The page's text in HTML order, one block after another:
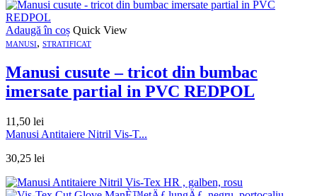
Adaugă în coș Quick View
MANUSI, STRATIFICAT
Manusi cusute – tricot din bumbac
imersate partial in PVC REDPOL
11,50 lei
Manusi Antitaiere Nitril Vis-T...
30,25 lei